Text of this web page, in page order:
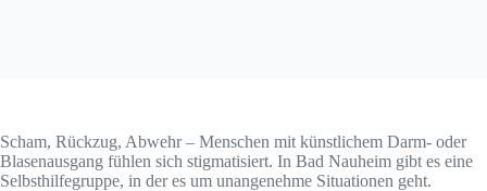
Scham, Rückzug, Abwehr – Menschen mit künstlichem Darm- oder
Blasenausgang fühlen sich stigmatisiert. In Bad Nauheim gibt es eine
Selbsthilfegruppe, in der es um unangenehme Situationen geht.